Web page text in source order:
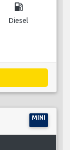
local_gas_station
Diesel
MINI